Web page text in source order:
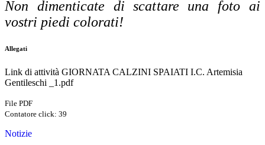
Non dimenticate di scattare una foto ai
vostri piedi colorati!
Allegati
Link di attività GIORNATA CALZINI SPAIATI I.C. Artemisia
Gentileschi _1.pdf
File PDF
Contatore click: 39
Notizie